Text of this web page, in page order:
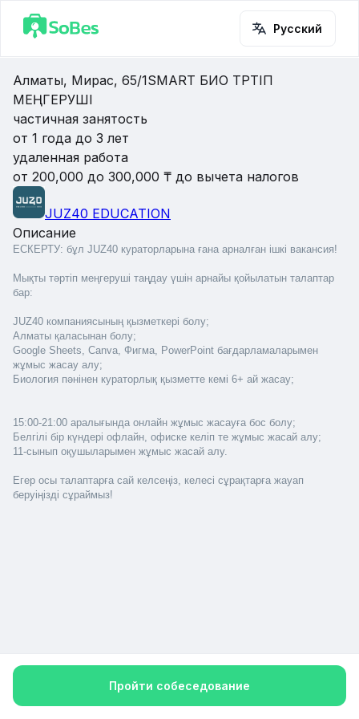
Русский
Алматы, Мирас, 65/1SMART БИО ТӘРТІП
МЕҢГЕРУШІ
частичная занятость
от 1 года до 3 лет
удаленная работа
от 200,000 до 300,000 ₸ до вычета налогов
JUZ40 EDUCATION
Описание
ЕСКЕРТУ: бұл JUZ40 кураторларына ғана арналған ішкі вакансия!
Мықты тәртіп меңгеруші таңдау үшін арнайы қойылатын талаптар
бар:
JUZ40 компаниясының қызметкері болу;
Алматы қаласынан болу;
Google Sheets, Сanva, Фигма, PowerPoint бағдарламаларымен
жұмыс жасау алу;
Биология пәнінен кураторлық қызметте кемі 6+ ай жасау;
15:00-21:00 аралығында онлайн жұмыс жасауға бос болу;
Белгілі бір күндері офлайн, офиске келіп те жұмыс жасай алу;
11-сынып оқушыларымен жұмыс жасай алу.
Егер осы талаптарға сай келсеңіз, келесі сұрақтарға жауап
беруіңізді сұраймыз!
Пройти собеседование